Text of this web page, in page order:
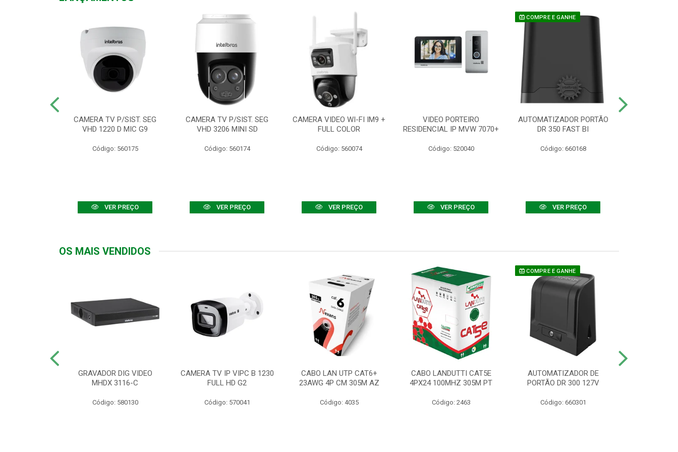
CAMERA TV P/SIST. SEG
VHD 1220 D MIC G9
Código: 560175
VER PREÇO
CAMERA TV P/SIST. SEG
VHD 3206 MINI SD
Código: 560174
VER PREÇO
CAMERA VIDEO WI-FI IM9 +
FULL COLOR
Código: 560074
VER PREÇO
VIDEO PORTEIRO
RESIDENCIAL IP MVW 7070+
Código: 520040
VER PREÇO
COMPRE E GANHE
AUTOMATIZADOR PORTÃO
DR 350 FAST BI
Código: 660168
VER PREÇO
OS MAIS VENDIDOS
GRAVADOR DIG VIDEO
MHDX 3116-C
Código: 580130
CAMERA TV IP VIPC B 1230
FULL HD G2
Código: 570041
CABO LAN UTP CAT6+
23AWG 4P CM 305M AZ
Código: 4035
CABO LANDUTTI CAT5E
4PX24 100MHZ 305M PT
Código: 2463
COMPRE E GANHE
AUTOMATIZADOR DE
PORTÃO DR 300 127V
Código: 660301